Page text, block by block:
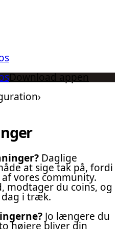
Download appen
›
Daglige
at sige tak på, fordi
vores community.
modtager du coins, og
i træk.
Jo længere du
højere bliver din